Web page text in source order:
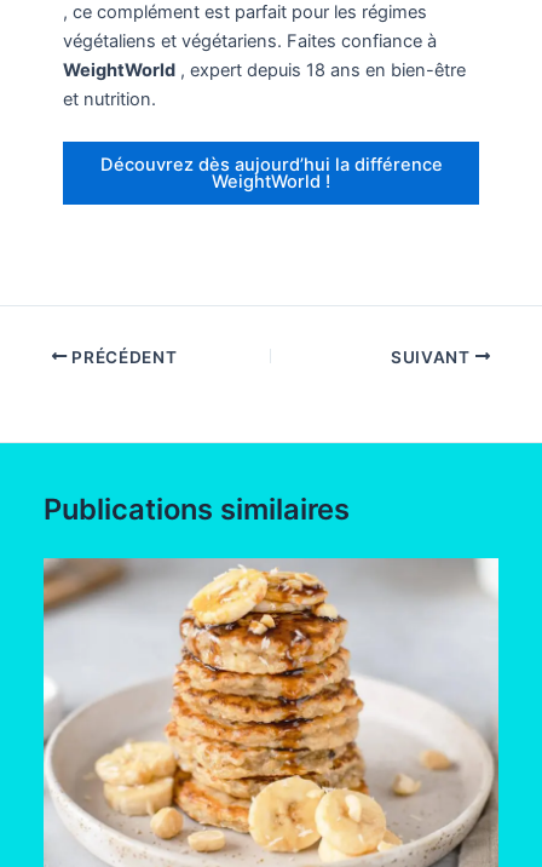
, ce complément est parfait pour les régimes
végétaliens et végétariens. Faites confiance à
WeightWorld, expert depuis 18 ans en bien-être
et nutrition.
Découvrez dès aujourd’hui la différence
WeightWorld !
PRÉCÉDENT SUIVANT
Publications similaires